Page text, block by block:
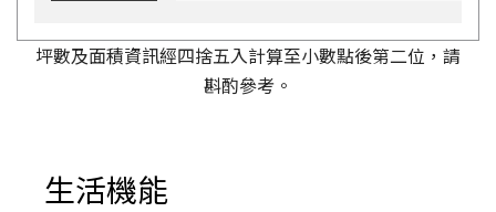
坪數及面積資訊經四捨五入計算至小數點後第二位，請
斟酌參考。
生活機能